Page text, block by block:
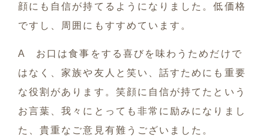
顔にも自信が持てるようになりました。低価格
ですし、周囲にもすすめています。
A お口は食事をする喜びを味わうためだけで
はなく、家族や友人と笑い、話すためにも重要
な役割があります。笑顔に自信が持てたという
お言葉、我々にとっても非常に励みになりまし
た、貴重なご意見有難うございました。